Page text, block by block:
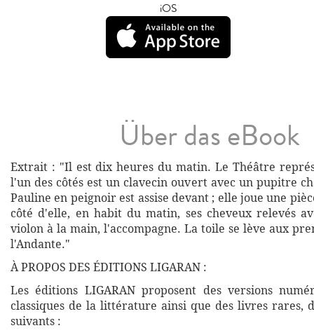
iOS
Über das eBook
Extrait : "Il est dix heures du matin. Le Théâtre
l'un des côtés est un clavecin ouvert avec un pupitre
Pauline en peignoir est assise devant ; elle joue une
côté d'elle, en habit du matin, ses cheveux relevés
violon à la main, l'accompagne. La toile se lève aux
l'Andante."
À PROPOS DES ÉDITIONS LIGARAN :
Les éditions LIGARAN proposent des versions
classiques de la littérature ainsi que des livres rares,
suivants :